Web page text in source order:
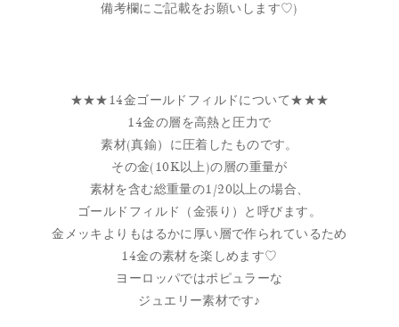
備考欄にご記載をお願いします♡)
★★★14金ゴールドフィルドについて★★★
14金の層を高熱と圧力で
素材(真鍮）に圧着したものです。
その金(10K以上)の層の重量が
素材を含む総重量の1/20以上の場合、
ゴールドフィルド（金張り）と呼びます。
金メッキよりもはるかに厚い層で作られているため
14金の素材を楽しめます♡
ヨーロッパではポピュラーな
ジュエリー素材です♪